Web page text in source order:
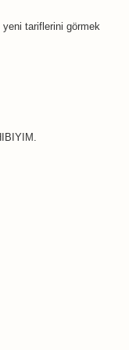
yeni tariflerini görmek